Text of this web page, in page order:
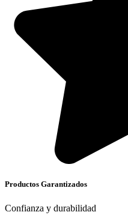
Productos Garantizados
Confianza y durabilidad